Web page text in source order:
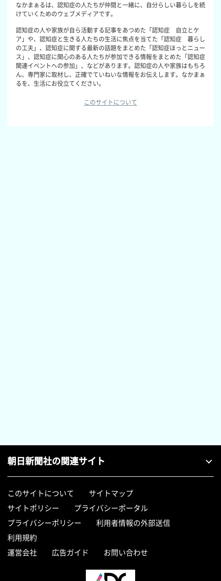
なかまぁるは、認知症の人たちが仲間と一緒に、自分らしい暮らしを続
けていくためのウェブメディアです。
認知症の人や家族が自ら活動する記事をあつめた「認知症 自立とケ
ア」や、認知症と生きる人たちの生活に焦点を当てた「認知症 暮らし
の工夫」、認知症に関する最新の話題をまとめた「認知症ほっとニュー
ス」、認知症に関心のある人たちが参加できる情報をまとめた「認知症
関連イベントへの参加」、などがあります。認知症の人や家族はもちろ
ん、専門家に取材し、正確でていねいな情報をお伝えします。なかまぁ
るを、生活にお役立てください。
このサイトについて
朝日新聞社の関連サイト
このサイトについて
サイトマップ
サイトポリシー
プライバシーポータル
プライバシーポリシー
利用者情報の外部送信
利用規約
運営会社
広告ガイド お問い合わせ